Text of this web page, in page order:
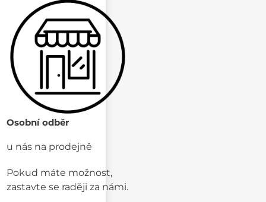
Osobní odběr
u nás na prodejně
Pokud máte možnost,
zastavte se raději za námi.